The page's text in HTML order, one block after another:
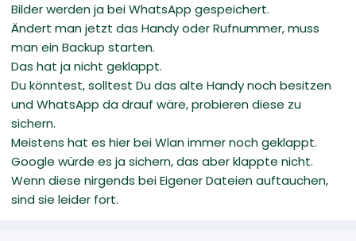
Bilder werden ja bei WhatsApp gespeichert.
Ändert man jetzt das Handy oder Rufnummer, muss
man ein Backup starten.
Das hat ja nicht geklappt.
Du könntest, solltest Du das alte Handy noch besitzen
und WhatsApp da drauf wäre, probieren diese zu
sichern.
Meistens hat es hier bei Wlan immer noch geklappt.
Google würde es ja sichern, das aber klappte nicht.
Wenn diese nirgends bei Eigener Dateien auftauchen,
sind sie leider fort.